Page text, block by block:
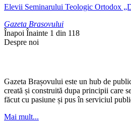
Elevii Seminarului Teologic Ortodox
Gazeta Brasovului
Înapoi Înainte 1 din 118
Despre noi
Gazeta Brașovului este un hub de
creată și construită dupa principii care
făcut cu pasiune și pus în serviciul
Mai mult...